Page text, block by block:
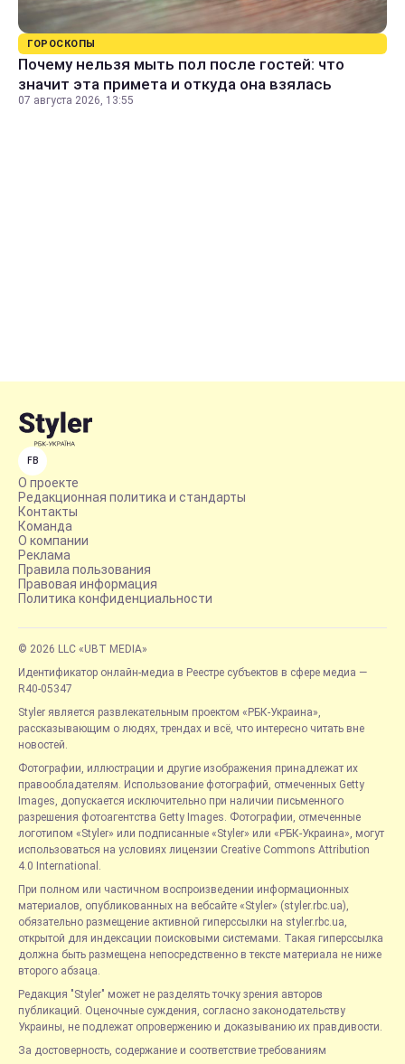
ГОРОСКОПЫ
Почему нельзя мыть пол после гостей: что
значит эта примета и откуда она взялась
07 августа 2026, 13:55
FB
О проекте
Редакционная политика и стандарты
Контакты
Команда
О компании
Реклама
Правила пользования
Правовая информация
Политика конфиденциальности
© 2026 LLC «UBT MEDIA»
Идентификатор онлайн-медиа в Реестре субъектов в сфере медиа —
R40-05347
Styler является развлекательным проектом «РБК-Украина»,
рассказывающим о людях, трендах и всё, что интересно читать вне
новостей.
Фотографии, иллюстрации и другие изображения принадлежат их
правообладателям. Использование фотографий, отмеченных Getty
Images, допускается исключительно при наличии письменного
разрешения фотоагентства Getty Images. Фотографии, отмеченные
логотипом «Styler» или подписанные «Styler» или «РБК-Украина», могут
использоваться на условиях лицензии Creative Commons Attribution
4.0 International.
При полном или частичном воспроизведении информационных
материалов, опубликованных на вебсайте «Styler» (styler.rbc.ua),
обязательно размещение активной гиперссылки на styler.rbc.ua,
открытой для индексации поисковыми системами. Такая гиперссылка
должна быть размещена непосредственно в тексте материала не ниже
второго абзаца.
Редакция "Styler" может не разделять точку зрения авторов
публикаций. Оценочные суждения, согласно законодательству
Украины, не подлежат опровержению и доказыванию их правдивости.
За достоверность, содержание и соответствие требованиям